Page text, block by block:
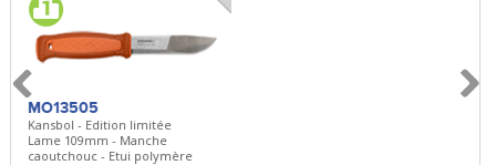
MO13505
Kansbol - Edition limitée
Lame 109mm - Manche
caoutchouc - Etui polymère